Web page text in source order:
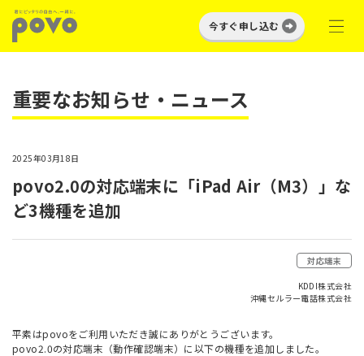
今すぐ申し込む
重要なお知らせ・ニュース
2025年03月18日
povo2.0の対応端末に「iPad Air（M3）」な
ど3機種を追加
対応端末
KDDI株式会社
沖縄セルラー電話株式会社
平素はpovoをご利用いただき誠にありがとうございます。
povo2.0の対応端末（動作確認端末）に以下の機種を追加しました。